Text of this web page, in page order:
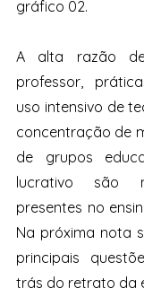
gráfico 02.
A alta razão
professor,
uso intensivo de
concentração de
de grupos
lucrativo são
presentes no
Na próxima nota
principais
trás do retrato da